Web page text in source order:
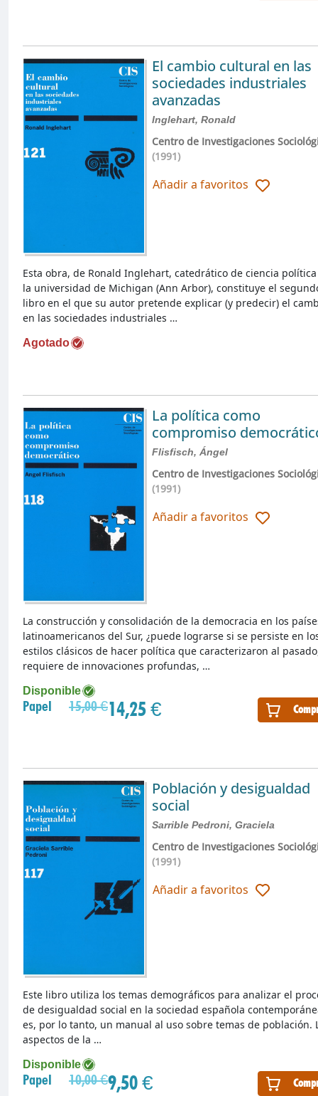
El cambio cultural en las
sociedades industriales
avanzadas
Inglehart, Ronald
Centro de Investigaciones
(1991)
Añadir a favoritos
Agotado
Esta obra, de Ronald Inglehart, catedrático de ciencia
la universidad de Michigan (Ann Arbor), constituye el
libro en el que su autor pretende explicar (y predecir) el
en las sociedades industriales …
La política como
compromiso
Flisfisch, Ángel
Centro de Investigaciones
(1991)
Añadir a favoritos
Disponible
Papel 15,00 €14,25 €
La construcción y consolidación de la democracia en los
latinoamericanos del Sur, ¿puede lograrse si se persiste en
estilos clásicos de hacer política que caracterizaron al
requiere de innovaciones profundas, …
Población y desigualdad
social
Sarrible Pedroni, Graciela
Centro de Investigaciones
(1991)
Añadir a favoritos
Disponible
Papel 10,00 €9,50 €
Este libro utiliza los temas demográficos para analizar el
de desigualdad social en la sociedad española
es, por lo tanto, un manual al uso sobre temas de población.
aspectos de la …